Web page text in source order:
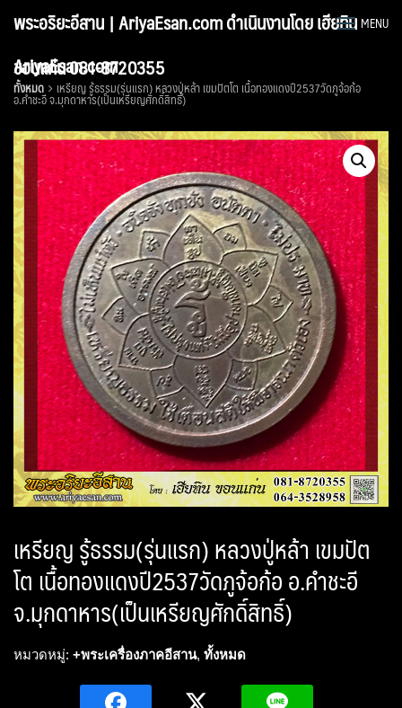
พระอริยะอีสาน | AriyaEsan.com ดำเนินงานโดย เฮียทิน
ขอนแก่น 081-8720355
MENU
AriyaEsan.com
ทั้งหมด เหรียญ รู้ธรรม(รุ่นแรก) หลวงปู่หล้า เขมปัตโต เนื้อทองแดงปี2537วัดภูจ้อก้อ
อ.คำชะอี จ.มุกดาหาร(เป็นเหรียญศักดิ์สิทธิ์)
เหรียญ รู้ธรรม(รุ่นแรก) หลวงปู่หล้า เขมปัต
โต เนื้อทองแดงปี2537วัดภูจ้อก้อ อ.คำชะอี
จ.มุกดาหาร(เป็นเหรียญศักดิ์สิทธิ์)
หมวดหมู่: +พระเครื่องภาคอีสาน, ทั้งหมด